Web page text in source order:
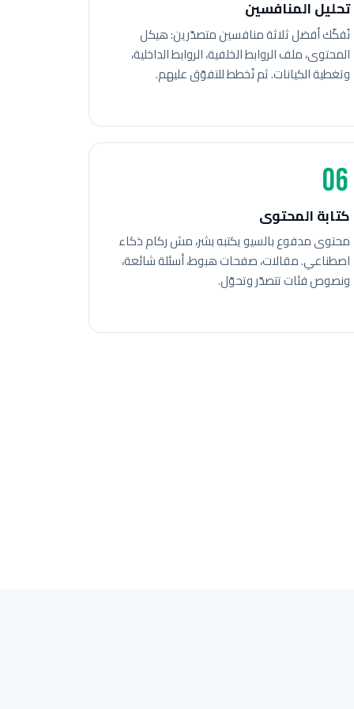
تحليل المنافسين
نُفكّك أفضل ثلاثة منافسين متصدّرين: هيكل
المحتوى، ملف الروابط الخلفية، الروابط الداخلية،
وتغطية الكيانات. ثم نُخطط للتفوّق عليهم.
06
كتابة المحتوى
محتوى مدفوع بالسيو يكتبه بشر، مش ركام ذكاء
اصطناعي. مقالات، صفحات هبوط، أسئلة شائعة،
ونصوص فئات تتصدّر وتحوّل.